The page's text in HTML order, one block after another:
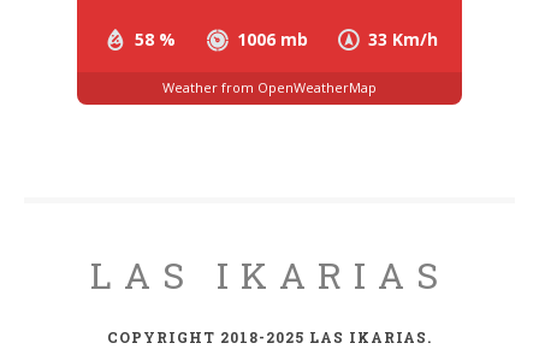
58 % 1006 mb 33 Km/h
Weather from OpenWeatherMap
LAS IKARIAS
COPYRIGHT 2018-2025 LAS IKARIAS.